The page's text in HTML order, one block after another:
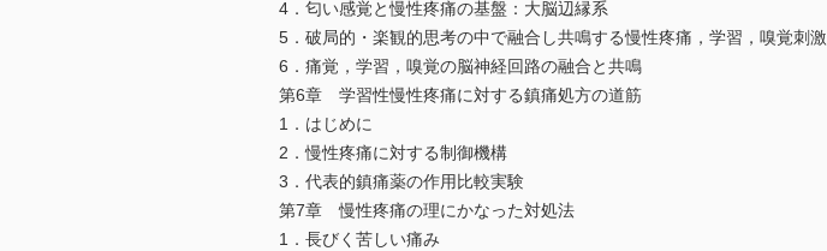
4．匂い感覚と慢性疼痛の基盤：大脳辺縁系
5．破局的・楽観的思考の中で融合し共鳴する慢性疼痛，学習，嗅覚刺激
6．痛覚，学習，嗅覚の脳神経回路の融合と共鳴
第6章 学習性慢性疼痛に対する鎮痛処方の道筋
1．はじめに
2．慢性疼痛に対する制御機構
3．代表的鎮痛薬の作用比較実験
第7章 慢性疼痛の理にかなった対処法
1．長びく苦しい痛み